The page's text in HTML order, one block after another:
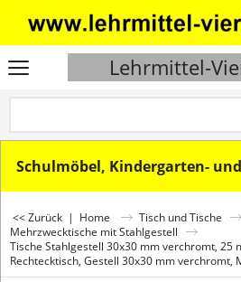
Lehrmittel-
Schulmöbel, Kindergarten-
<< Zurück | Home
Tisch und Tische
Mehrzwecktische mit Stahlgestell
Tische Stahlgestell 30x30 mm verchromt, 25
Rechtecktisch, Gestell 30x30 mm verchromt,